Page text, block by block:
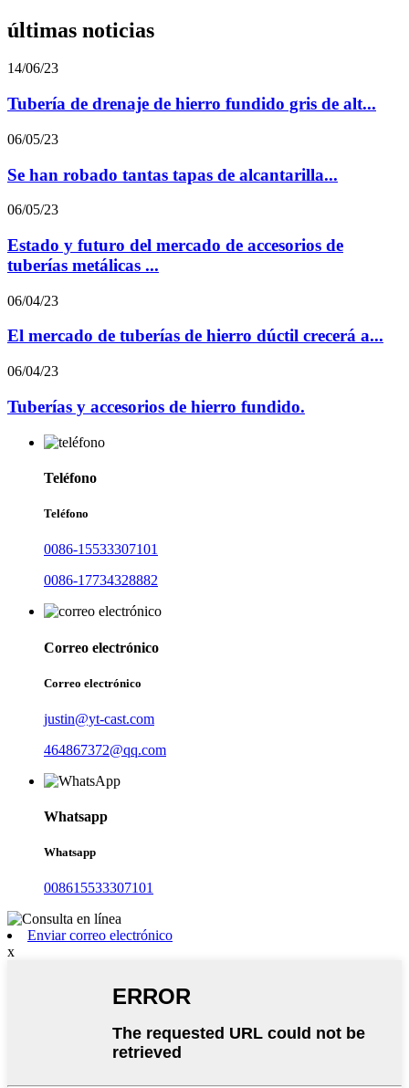
últimas noticias
14/06/23
Tubería de drenaje de hierro fundido gris de alt...
06/05/23
Se han robado tantas tapas de alcantarilla...
06/05/23
Estado y futuro del mercado de accesorios de
tuberías metálicas ...
06/04/23
El mercado de tuberías de hierro dúctil crecerá a...
06/04/23
Tuberías y accesorios de hierro fundido.
Teléfono
Teléfono
0086-15533307101
0086-17734328882
Correo electrónico
Correo electrónico
justin@yt-cast.com
464867372@qq.com
Whatsapp
Whatsapp
008615533307101
Enviar correo electrónico
x